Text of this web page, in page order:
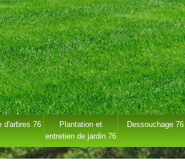
d'arbres 76
Plantation et
entretien de jardin 76
Dessouchage 76